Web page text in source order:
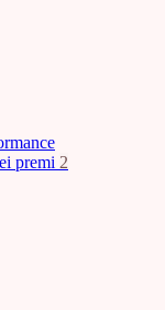
premi 2